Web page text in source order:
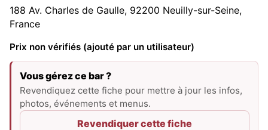
188 Av. Charles de Gaulle, 92200 Neuilly-sur-Seine,
France
Prix non vérifiés (ajouté par un utilisateur)
Vous gérez ce bar ?
Revendiquez cette fiche pour mettre à jour les infos,
photos, événements et menus.
Revendiquer cette fiche